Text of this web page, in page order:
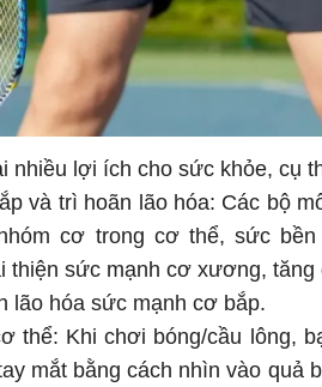
nhiều lợi ích cho sức khỏe, cụ
và trì hoãn lão hóa: Các bộ
cơ trong cơ thể, sức
thiện sức mạnh cơ xương,
lão hóa sức mạnh cơ bắp.
thể: Khi chơi bóng/cầu lông,
mắt bằng cách nhìn vào quả